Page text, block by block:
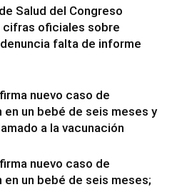
Salud del Congreso
cifras oficiales sobre
falta de informe
nuevo caso de
en un bebé de seis meses y
a la vacunación
nuevo caso de
en un bebé de seis meses;